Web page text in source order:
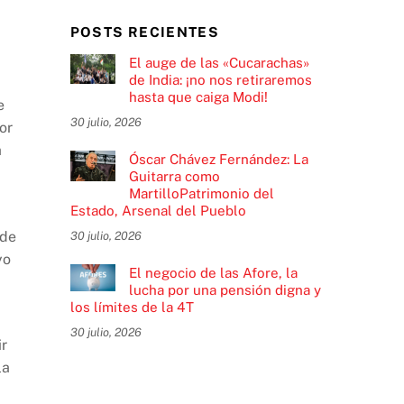
POSTS RECIENTES
El auge de las «Cucarachas»
de India: ¡no nos retiraremos
hasta que caiga Modi!
30 julio, 2026
Óscar Chávez Fernández: La
Guitarra como
MartilloPatrimonio del
Estado, Arsenal del Pueblo
30 julio, 2026
El negocio de las Afore, la
lucha por una pensión digna y
los límites de la 4T
30 julio, 2026